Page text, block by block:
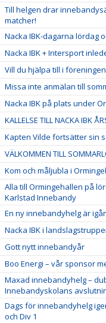
Till helgen drar
matcher!
Nacka IBK-dagarna lördag
Nacka IBK + Intersport
Vill du hjälpa till i
Missa inte anmälan till
Nacka IBK på plats under
KALLELSE TILL NACKA IBK
Kapten Vilde fortsätter sin
VÄLKOMMEN TILL
Kom och måljubla i
Alla till Ormingehallen på
Karlstad Innebandy
En ny innebandyhelg är
Nacka IBK i
Gott nytt innebandyår
Boo Energi – vår sponsor
Maxad innebandyhelg –
Innebandyskolans
Dags för innebandyhelg
och Div 1